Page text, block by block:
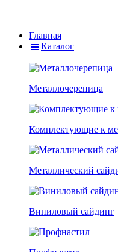
Главная
Каталог
Металлочерепица
Комплектующие к
Металлический
Виниловый сайдинг